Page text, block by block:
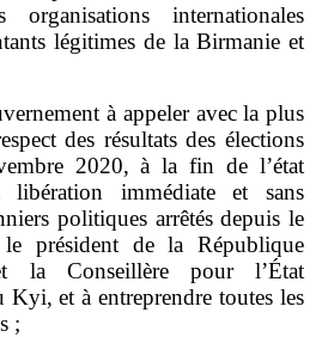
internationales
légitimes de la Birmanie et
à appeler avec la plus
des résultats des élections
2020, à la fin de l’état
immédiate et sans
politiques arrêtés depuis le
président de la République
Conseillère pour l’État
et à entreprendre toutes les
;